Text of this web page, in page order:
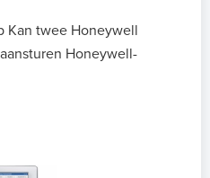
Kan twee Honeywell
Honeywell-